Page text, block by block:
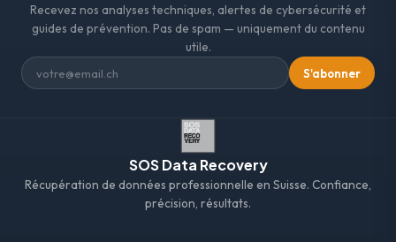
Recevez nos analyses techniques, alertes de cybersécurité et
guides de prévention. Pas de spam — uniquement du contenu
utile.
S'abonner
SOS Data Recovery
Récupération de données professionnelle en Suisse. Confiance,
précision, résultats.